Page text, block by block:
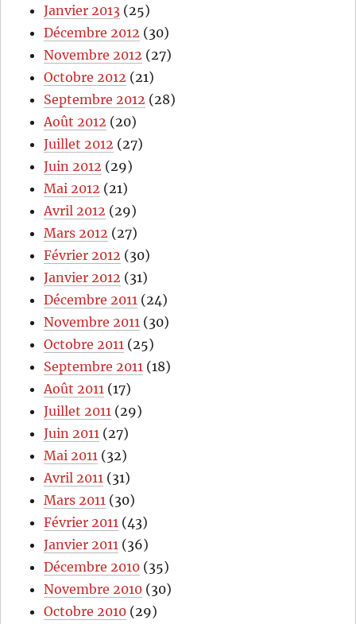
Janvier 2013 (25)
Décembre 2012 (30)
Novembre 2012 (27)
Octobre 2012 (21)
Septembre 2012 (28)
Août 2012 (20)
Juillet 2012 (27)
Juin 2012 (29)
Mai 2012 (21)
Avril 2012 (29)
Mars 2012 (27)
Février 2012 (30)
Janvier 2012 (31)
Décembre 2011 (24)
Novembre 2011 (30)
Octobre 2011 (25)
Septembre 2011 (18)
Août 2011 (17)
Juillet 2011 (29)
Juin 2011 (27)
Mai 2011 (32)
Avril 2011 (31)
Mars 2011 (30)
Février 2011 (43)
Janvier 2011 (36)
Décembre 2010 (35)
Novembre 2010 (30)
Octobre 2010 (29)